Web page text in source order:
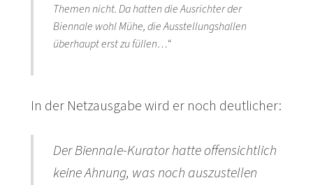
Themen nicht. Da hatten die Ausrichter der
Biennale wohl Mühe, die Ausstellungshallen
überhaupt erst zu füllen…“
In der Netzausgabe wird er noch deutlicher:
Der Biennale-Kurator hatte offensichtlich
keine Ahnung, was noch auszustellen